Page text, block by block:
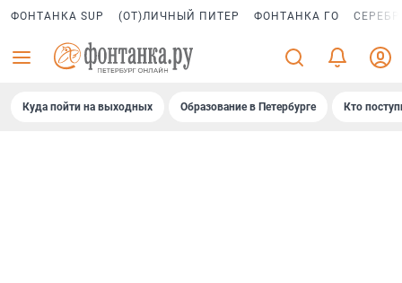
ФОНТАНКА SUP (ОТ)ЛИЧНЫЙ ПИТЕР ФОНТАНКА ГО
Куда пойти на выходных Образование в Петербурге Кто